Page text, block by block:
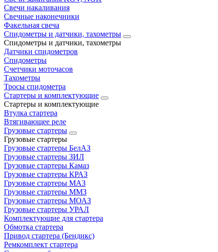
Свечи накаливания
Свечные наконечники
Факельная свеча
Спидометры и датчики, тахометры
Спидометры и датчики, тахометры
Датчики спидометров
Спидометры
Счетчики моточасов
Тахометры
Тросы спидометра
Стартеры и комплектующие
Стартеры и комплектующие
Втулка стартера
Втягивающее реле
Грузовые стартеры
Грузовые стартеры
Грузовые стартеры БелАЗ
Грузовые стартеры ЗИЛ
Грузовые стартеры Камаз
Грузовые стартеры КРАЗ
Грузовые стартеры МАЗ
Грузовые стартеры ММЗ
Грузовые стартеры МОАЗ
Грузовые стартеры УРАЛ
Комплектующие для стартера
Обмотка стартера
Привод стартера (Бендикс)
Ремкомплект стартера